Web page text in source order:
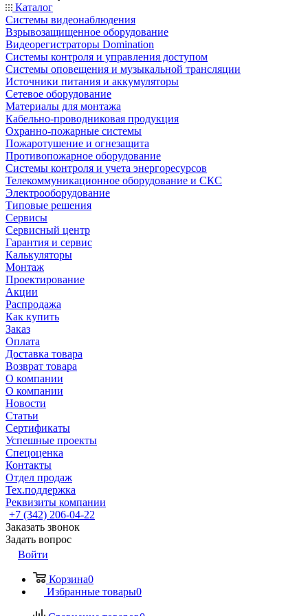
Каталог
Системы видеонаблюдения
Взрывозащищенное оборудование
Видеорегистраторы Domination
Системы контроля и управления доступом
Системы оповещения и музыкальной трансляции
Источники питания и аккумуляторы
Сетевое оборудование
Материалы для монтажа
Кабельно-проводниковая продукция
Охранно-пожарные системы
Пожаротушение и огнезащита
Противопожарное оборудование
Системы контроля и учета энергоресурсов
Телекоммуникационное оборудование и СКС
Электрооборудование
Типовые решения
Сервисы
Сервисный центр
Гарантия и сервис
Калькуляторы
Монтаж
Проектирование
Акции
Распродажа
Как купить
Заказ
Оплата
Доставка товара
Возврат товара
О компании
О компании
Новости
Статьи
Сертификаты
Успешные проекты
Спецоценка
Контакты
Отдел продаж
Тех.поддержка
Реквизиты компании
+7 (342) 206-04-22
Заказать звонок
Задать вопрос
Войти
Корзина0
Избранные товары0